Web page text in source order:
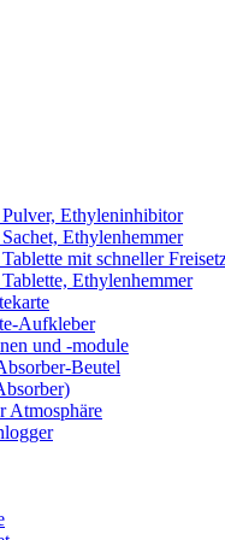
Ethyleninhibitor
Ethylenhemmer
mit schneller
Ethylenhemmer
Aufkleber
und -module
Beutel
Atmosphäre